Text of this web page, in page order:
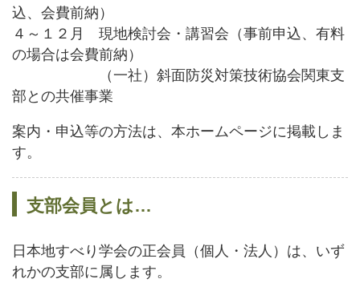
込、会費前納）
４～１２月 現地検討会・講習会（事前申込、有料
の場合は会費前納）
（一社）斜面防災対策技術協会関東支
部との共催事業
案内・申込等の方法は、本ホームページに掲載しま
す。
支部会員とは…
日本地すべり学会の正会員（個人・法人）は、いず
れかの支部に属します。